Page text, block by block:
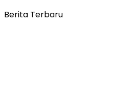
Berita Terbaru